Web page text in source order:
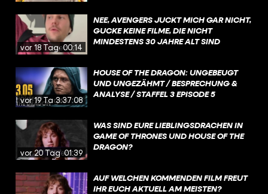
vor 18 Tagen00:14
NEE, AVENGERS JUCKT MICH GAR NICHT,
GUCKE KEINE FILME, DIE NICHT
MINDESTENS 30 JAHRE ALT SIND
vor 19 Tagen3:37:08
HOUSE OF THE DRAGON: UNGEBEUGT
UND UNGEZÄHMT / BESPRECHUNG &
ANALYSE / STAFFEL 3 EPISODE 5
vor 20 Tagen01:39
WAS SIND EURE LIEBLINGSDRACHEN IN
GAME OF THRONES UND HOUSE OF THE
DRAGON?
AUF WELCHEN KOMMENDEN FILM FREUT
IHR EUCH AKTUELL AM MEISTEN?